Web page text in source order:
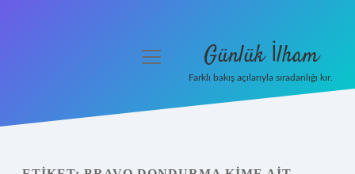
menüyü
Günlük İlham
Farklı bakış açılarıyla sıradanlığı kır.